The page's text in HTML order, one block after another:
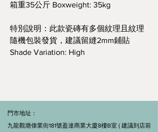
箱重35公斤 Boxweight: 35kg
特別說明：此款瓷磚有多個紋理且紋理
隨機包裝發貨，建議留縫2mm鋪貼
Shade Variation: High
門市地址：
九龍觀塘偉業街181號盈達商業大廈8樓B室 ( 建議到店前